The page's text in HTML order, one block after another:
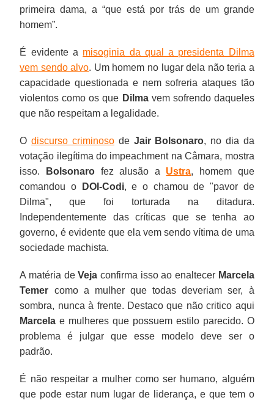
primeira dama, a “que está por trás de um grande
homem”.
É evidente a misoginia da qual a presidenta Dilma
vem sendo alvo. Um homem no lugar dela não teria a
capacidade questionada e nem sofreria ataques tão
violentos como os que Dilmavem sofrendo daqueles
que não respeitam a legalidade.
Odiscurso criminosode Jair Bolsonaro, no dia da
votação ilegítima do impeachment na Câmara, mostra
isso.
Bolsonaro fez alusão a Ustra, homem que
comandou o
DOI-Codi, e o chamou de "pavor de
Dilma", que foi torturada na ditadura.
Independentemente das críticas que se tenha ao
governo, é evidente que ela vem sendo vítima de uma
sociedade machista.
A matéria deVeja confirma isso ao enaltecer Marcela
Temer como a mulher que todas deveriam ser, à
sombra, nunca à frente. Destaco que não critico aqui
Marcela e mulheres que possuem estilo parecido. O
problema é julgar que esse modelo deve ser o
padrão.
É não respeitar a mulher como ser humano, alguém
que pode estar num lugar de liderança, e que tem o